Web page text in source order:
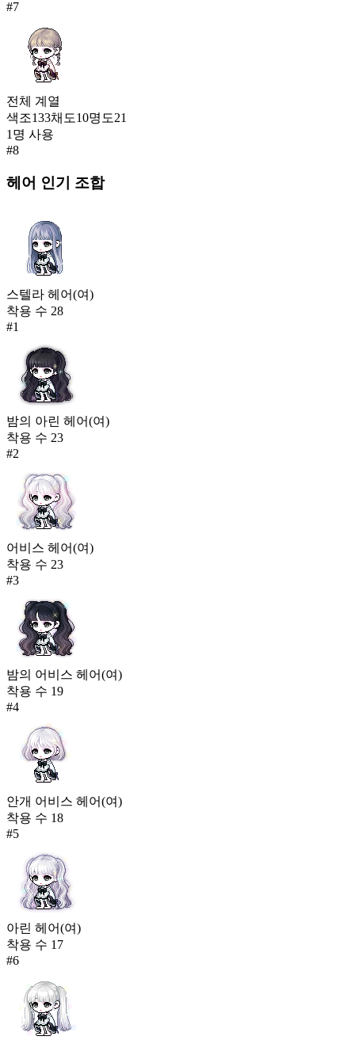
#7
전체 계열
색조133채도10명도21
1 명 사용
#8
헤어 인기 조합
스텔라 헤어(여)
착용 수 28
#1
밤의 아린 헤어(여)
착용 수 23
#2
어비스 헤어(여)
착용 수 23
#3
밤의 어비스 헤어(여)
착용 수 19
#4
안개 어비스 헤어(여)
착용 수 18
#5
아린 헤어(여)
착용 수 17
#6